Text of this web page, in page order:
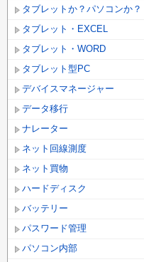
タブレットか？パソコンか？
タブレット・EXCEL
タブレット・WORD
タブレット型PC
デバイスマネージャー
データ移行
ナレーター
ネット回線測度
ネット買物
ハードディスク
バッテリー
パスワード管理
パソコン内部